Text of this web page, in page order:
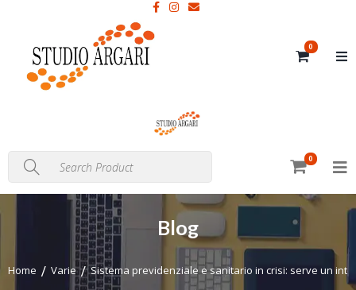
0
0
Blog
Home Varie Sistema previdenziale e sanitario in crisi: serve un